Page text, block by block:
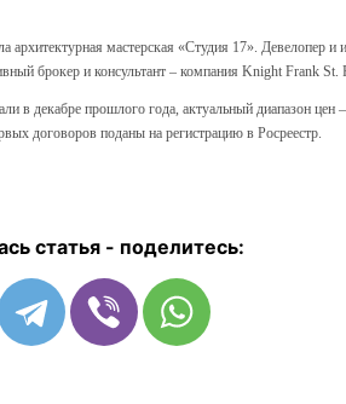
архитектурная мастерская «Студия 17». Девелопер
брокер и консультант – компания Knight Frank St.
в декабре прошлого года, актуальный диапазон цен
договоров поданы на регистрацию в Росреестр.
статья - поделитесь: